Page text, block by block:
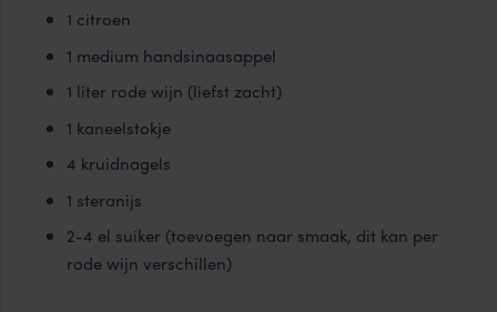
1 citroen
1 medium handsinaasappel
1 liter rode wijn (liefst zacht)
1 kaneelstokje
4 kruidnagels
1 steranijs
2-4 el suiker (toevoegen naar smaak, dit kan per
rode wijn verschillen)